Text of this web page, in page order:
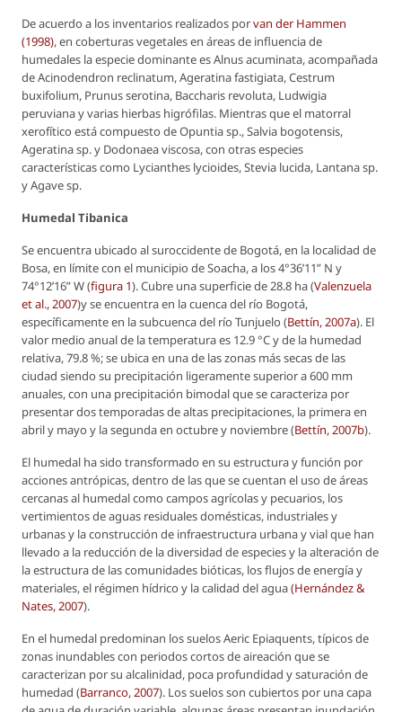
De acuerdo a los inventarios realizados porvan der Hammen
(1998), en coberturas vegetales en áreas de influencia de
humedales la especie dominante esAlnusacuminata, acompañada
deAcinodendron reclinatum,Ageratina fastigiata,Cestrum
buxifolium, Prunus serotina, Baccharis revoluta, Ludwigia
peruvianay varias hierbas higrófilas. Mientras que el matorral
xerofítico está compuesto deOpuntia sp.,Salvia bogotensis,
Ageratinasp.y Dodonaea viscosa, con otras especies
características como Lycianthes lycioides,Stevia lucida, Lantanasp.
yAgavesp.
Humedal Tibanica
Se encuentra ubicado al suroccidente de Bogotá, en la localidad de
Bosa, en límite con el municipio de Soacha, a los 4°36’11” N y
74°12’16” W (figura 1). Cubre una superficie de 28.8 ha (Valenzuela
et al., 2007)y se encuentra en la cuenca del río Bogotá,
específicamente en la subcuenca del río Tunjuelo (Bettín, 2007a). El
valor medio anual de la temperatura es 12.9 °C y de la humedad
relativa, 79.8 %; se ubica en una de las zonas más secas de las
ciudad siendo su precipitación ligeramente superior a 600 mm
anuales, con una precipitación bimodal que se caracteriza por
presentar dos temporadas de altas precipitaciones, la primera en
abril y mayo y la segunda en octubre y noviembre (Bettín, 2007b).
El humedal ha sido transformado en su estructura y función por
acciones antrópicas, dentro de las que se cuentan el uso de áreas
cercanas al humedal como campos agrícolas y pecuarios, los
vertimientos de aguas residuales domésticas, industriales y
urbanas y la construcción de infraestructura urbana y vial que han
llevado a la reducción de la diversidad de especies y la alteración de
la estructura de las comunidades bióticas, los flujos de energía y
materiales, el régimen hídrico y la calidad del agua(Hernández &
Nates, 2007).
En el humedal predominan los suelosAeric Epiaquents, típicos de
zonas inundables con periodos cortos de aireación que se
caracterizan por su alcalinidad, poca profundidad y saturación de
humedad (Barranco, 2007). Los suelos son cubiertos por una capa